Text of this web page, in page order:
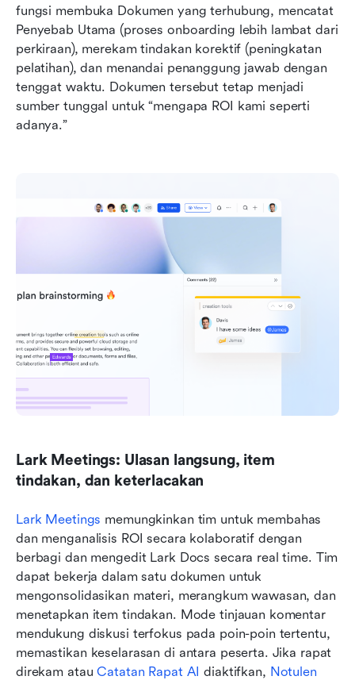
fungsi membuka Dokumen yang terhubung, mencatat
Penyebab Utama (proses onboarding lebih lambat dari
perkiraan), merekam tindakan korektif (peningkatan
pelatihan), dan menandai penanggung jawab dengan
tenggat waktu. Dokumen tersebut tetap menjadi
sumber tunggal untuk “mengapa ROI kami seperti
adanya.”
Lark Meetings: Ulasan langsung, item
tindakan, dan keterlacakan
Lark Meetings memungkinkan tim untuk membahas
dan menganalisis ROI secara kolaboratif dengan
berbagi dan mengedit Lark Docs secara real time. Tim
dapat bekerja dalam satu dokumen untuk
mengonsolidasikan materi, merangkum wawasan, dan
menetapkan item tindakan. Mode tinjauan komentar
mendukung diskusi terfokus pada poin-poin tertentu,
memastikan keselarasan di antara peserta. Jika rapat
direkam atau Catatan Rapat AI diaktifkan, Notulen